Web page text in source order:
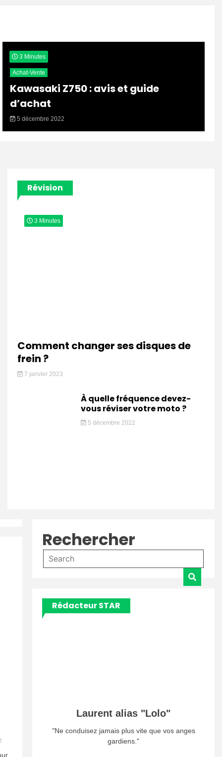
3 Minutes
Achat-Vente
Kawasaki Z750 : avis et guide
d’achat
5 décembre 2022
Révision
3 Minutes
Comment changer ses disques de
frein ?
7 janvier 2023
À quelle fréquence devez-
vous réviser votre moto ?
5 décembre 2022
on
Rechercher
Rédacteur STAR
Laurent alias "Lolo"
"Ne conduisez jamais plus vite que vos anges
gardiens."